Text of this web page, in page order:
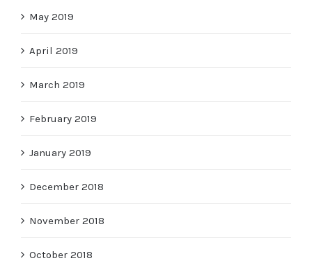
May 2019
April 2019
March 2019
February 2019
January 2019
December 2018
November 2018
October 2018